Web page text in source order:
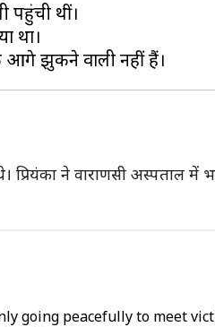
पहुंची थीं।
था।
प्रियंका ने वाराणसी अस्पताल में
going peacefully to meet